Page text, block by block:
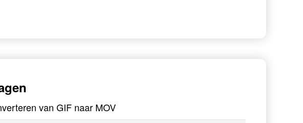
van GIF naar MOV